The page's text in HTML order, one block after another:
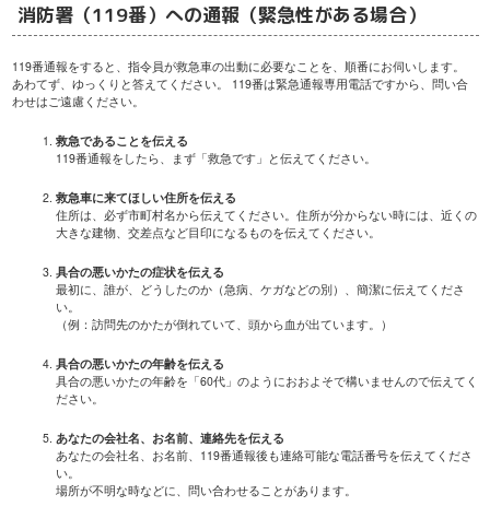
消防署（119番）への通報（緊急性がある場合）
119番通報をすると、指令員が救急車の出動に必要なことを、順番にお伺いします。
あわてず、ゆっくりと答えてください。 119番は緊急通報専用電話ですから、問い合
わせはご遠慮ください。
救急であることを伝える
119番通報をしたら、まず「救急です」と伝えてください。
救急車に来てほしい住所を伝える
住所は、必ず市町村名から伝えてください。住所が分からない時には、近くの
大きな建物、交差点など目印になるものを伝えてください。
具合の悪いかたの症状を伝える
最初に、誰が、どうしたのか（急病、ケガなどの別）、簡潔に伝えてくださ
い。
（例：訪問先のかたが倒れていて、頭から血が出ています。）
具合の悪いかたの年齢を伝える
具合の悪いかたの年齢を「60代」のようにおおよそで構いませんので伝えてく
ださい。
あなたの会社名、お名前、連絡先を伝える
あなたの会社名、お名前、119番通報後も連絡可能な電話番号を伝えてくださ
い。
場所が不明な時などに、問い合わせることがあります。